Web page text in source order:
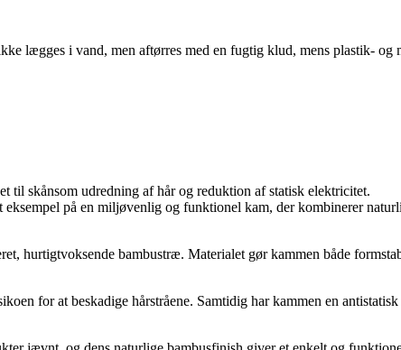
lægges i vand, men aftørres med en fugtig klud, mens plastik- og
til skånsom udredning af hår og reduktion af statisk elektricitet.
på en miljøvenlig og funktionel kam, der kombinerer
hurtigtvoksende bambustræ. Materialet gør kammen både
for at beskadige hårstråene. Samtidig har kammen en